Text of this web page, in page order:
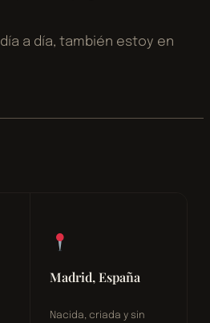
a día, también estoy en
Madrid, España
Nacida, criada y sin